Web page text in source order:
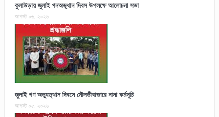
কুলাউড়ায় জুলাই গনঅভূথান দিবস উপলক্ষে আলোচনা সভা
আগস্ট ০৬, ২০২৬
জুলাই গণ অভ্যুত্থান দিবসে মৌলভীবাজারে নানা কর্মসূচি
আগস্ট ০৫, ২০২৬